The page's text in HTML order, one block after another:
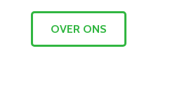
OVER ONS